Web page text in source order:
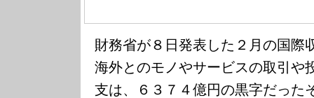
財務省が８日発表した２月の国際
海外とのモノやサービスの取引や
支は、６３７４億円の黒字だった